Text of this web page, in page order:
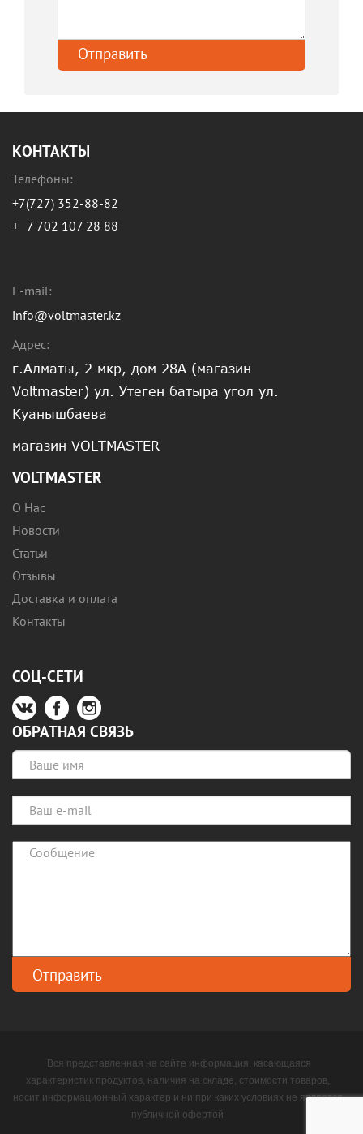
КОНТАКТЫ
Телефоны:
+7(727) 352-88-82
+ 7 702 107 28 88
E-mail:
info@voltmaster.kz
Адрес:
г.Алматы, 2 мкр, дом 28А (магазин
Voltmaster) ул. Утеген батыра угол ул.
Куанышбаева
магазин VOLTMASTER
VOLTMASTER
О Нас
Новости
Статьи
Отзывы
Доставка и оплата
Контакты
СОЦ-СЕТИ
ОБРАТНАЯ СВЯЗЬ
Вся представленная на сайте информация, касающаяся
характеристик продуктов, наличия на складе, стоимости товаров,
носит информационный характер и ни при каких условиях не является
публичной офертой